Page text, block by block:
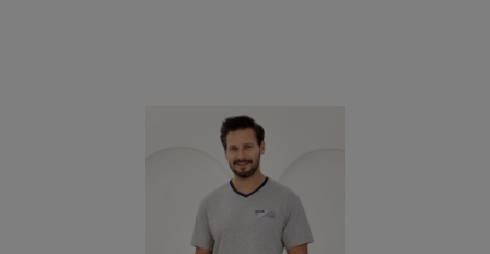
do koszyka